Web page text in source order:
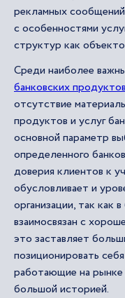
рекламных
с особенностями
структур как
Среди наиболее
банковских
отсутствие
продуктов и услуг
основной параметр
определенного
доверия клиентов к
обусловливает и
организации, так как
взаимосвязан с
это заставляет
позиционировать
работающие на
большой историей.